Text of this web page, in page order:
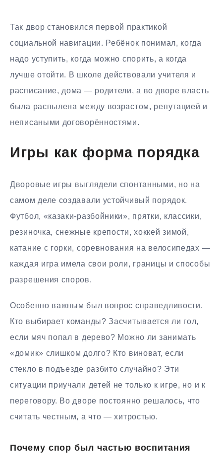
Так двор становился первой практикой
социальной навигации. Ребёнок понимал, когда
надо уступить, когда можно спорить, а когда
лучше отойти. В школе действовали учителя и
расписание, дома — родители, а во дворе власть
была распылена между возрастом, репутацией и
неписаными договорённостями.
Игры как форма порядка
Дворовые игры выглядели спонтанными, но на
самом деле создавали устойчивый порядок.
Футбол, «казаки-разбойники», прятки, классики,
резиночка, снежные крепости, хоккей зимой,
катание с горки, соревнования на велосипедах —
каждая игра имела свои роли, границы и способы
разрешения споров.
Особенно важным был вопрос справедливости.
Кто выбирает команды? Засчитывается ли гол,
если мяч попал в дерево? Можно ли занимать
«домик» слишком долго? Кто виноват, если
стекло в подъезде разбито случайно? Эти
ситуации приучали детей не только к игре, но и к
переговору. Во дворе постоянно решалось, что
считать честным, а что — хитростью.
Почему спор был частью воспитания